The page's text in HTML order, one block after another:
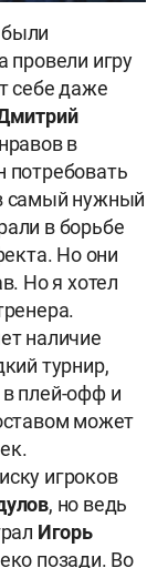
провели игру
себе даже
в
потребовать
самый нужный
в борьбе
Но они
Но я хотел
наличие
турнир,
плей-офф и
может
игроков
, но ведь
Игорь
позади. Во